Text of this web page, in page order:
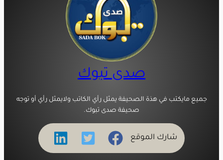
صدى تبوك
جميع مايكتب في هذة الصحيفة يمثل رأي الكاتب ولايمثل رأي أو توجه
صحيفة صدى تبوك.
شارك الموقع